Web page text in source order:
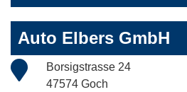
Auto Elbers GmbH
Borsigstrasse 24
47574 Goch